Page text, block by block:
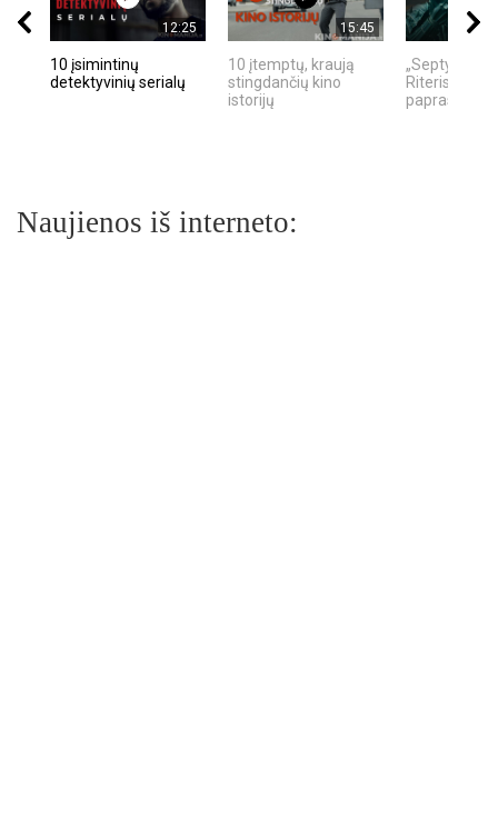
12:25
10 įsimintinų
detektyvinių serialų
15:45
10 įtemptų, kraują
stingdančių kino
istorijų
„Septynių
Riteris" – kai
Naujienos iš interneto: